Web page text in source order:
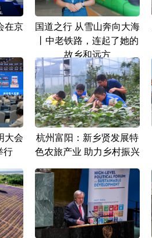
在京
国道之行 从雪山奔向大海
丨中老铁路，连起了她的
故乡和远方
大会
行
杭州富阳：新乡贤发展特
色农旅产业 助力乡村振兴